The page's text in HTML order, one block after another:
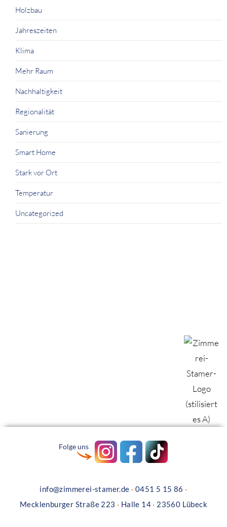
Holzbau
Jahreszeiten
Klima
Mehr Raum
Nachhaltigkeit
Regionalität
Sanierung
Smart Home
Stark vor Ort
Temperatur
Uncategorized
Folge uns
info@zimmerei-stamer.de · 0451 5 15 86 ·
Mecklenburger Straße 223 · Halle 14 · 23560 Lübeck